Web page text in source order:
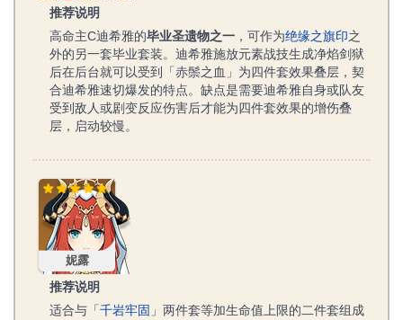
推荐说明
高命主C迪希雅的毕业圣遗物之一 ，可作为绝缘之旗印之
外的另一套毕业套装。迪希雅施放元素战技生成净焰剑狱
后在后台就可以受到「赤鬃之血」为四件套效果叠层，契
合迪希雅速切爆发的特点。缺点是需要迪希雅自身或队友
受到敌人或剧变反应伤害后才能为四件套效果的增伤叠
层，启动较慢。
妮露
妮露
推荐说明
适合与「千岩牢固 」两件套等加生命值上限的二件套组成